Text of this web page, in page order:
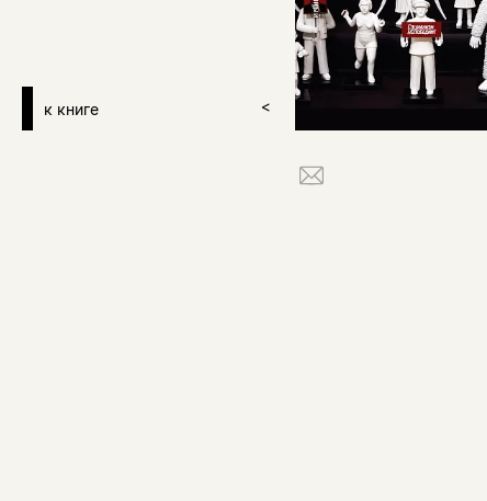
к книге >